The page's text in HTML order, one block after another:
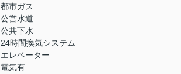
都市ガス
公営水道
公共下水
24時間換気システム
エレベーター
電気有